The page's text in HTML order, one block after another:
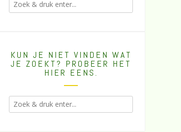
KUN JE NIET VINDEN WAT
JE ZOEKT? PROBEER HET
HIER EENS.